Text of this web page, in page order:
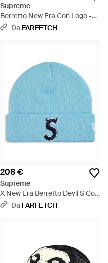
Supreme
Berretto New Era Con Logo -
Blu Da FARFETCH
208 €
Supreme
X New Era Berretto Devil S Con
Logo - Blu
Da FARFETCH